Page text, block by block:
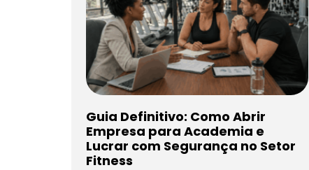
Guia Definitivo: Como Abrir
Empresa para Academia e
Lucrar com Segurança no Setor
Fitness